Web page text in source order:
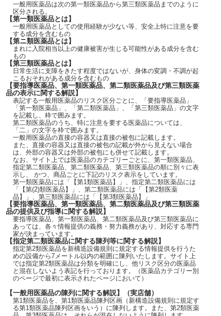
一般用医薬品は次の第一類医薬品から第三類医薬品までのように
区分される。
【第一類医薬品とは】
一般用医薬品としての使用経験が少ない等、安全上特に注意を要
する成分を含むもの
【第ニ類医薬品とは】
まれに入院相当以上の健康被害が生じる可能性がある成分を含む
もの
【第三類医薬品とは】
日常生活に支障をきたす程度ではないが、身体の変調・不調が起
こるおそれがある成分を含むもの
【要指導医薬品、第一類医薬品、第二類医薬品及び第三類医薬
品の表示に関する解説】
表記する一般用医薬品のリスク区分ごとに、「要指導医薬品」
「第一類医薬品」、「第二類医薬品」、「第三類医薬品」の文字
を記載し、枠で囲みます。
第二類医薬品のうち、特に注意を要する医薬品については、
「二」の文字を枠で囲みます。
一般用医薬品の直接の容器又は直接の被包に記載します。
また、直接の容器又は直接の被包の記載が外から見えない場合
は、外部の容器又は外部の被包にも併せて記載します。
なお、サイト上では医薬品のカテゴリーごとに、第一類医薬品、
指定第二類医薬品、第二類医薬品、第三類医薬品の順に別々に表
示し、 かつ、商品ごとに下記のリスク表示をしています。
第一類医薬品には「【第1類医薬品】」、指定第二類医薬品には
「【第(2)類医薬品】」、第二類医薬品には「【第2類医薬
品】」、第三類医薬品には「【第3類医薬品】」
【要指導医薬品、第一類医薬品、第二類医薬品及び第三類医薬
品の提供及び指導に関する解説】
要指導医薬品、第一類医薬品、第二類医薬品及び第三類医薬品に
あっては、各々情報提供の義務・努力義務があり、対応する専門
家が決まっています。
【指定第二類医薬品に関する陳列等に関する解説】
指定第2類医薬品を新構造設備規則に規定する情報提供を行うた
めの設備から7メートル以内の範囲に陳列いたします。サイト上
では指定第2類医薬品は分類を明確にし、他リスク区分の医薬品
と混在しないよう表記を行っております。（医薬品カテゴリー別
のページで最初に表示されたページにおいて）
【一般用医薬品の陳列に関する解説】（実店舗）
第1類医薬品を、第1類医薬品陳列区画（新構造設備規則に規定す
る第1類医薬品陳列区画をいう）に陳列します。また、第2類医薬